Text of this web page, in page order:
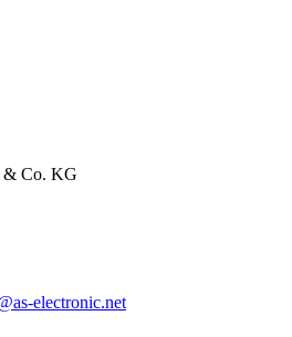
Co. KG
electronic.net